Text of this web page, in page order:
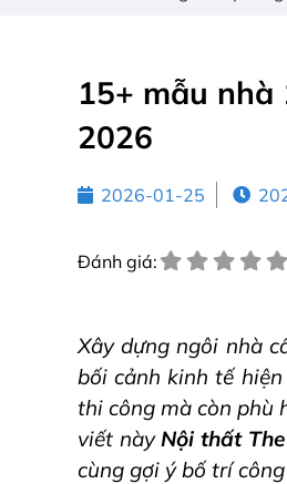
15+ mẫu
2026
2026-01-25
Đánh giá:
Xây dựng ngôi nhà
bối cảnh kinh tế
thi công mà còn phù
viết này Nội thất
cùng gợi ý bố trí